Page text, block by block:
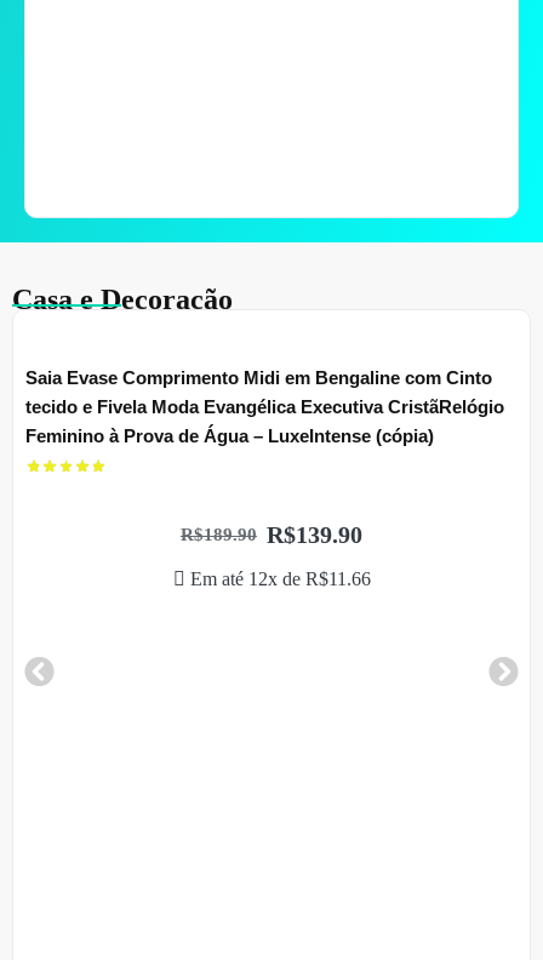
Casa e Decoração
Saia Evase Comprimento Midi em Bengaline com Cinto
tecido e Fivela Moda Evangélica Executiva CristãRelógio
Feminino à Prova de Água – LuxeIntense (cópia)
R$189.90 R$139.90
Em até 12x de R$11.66